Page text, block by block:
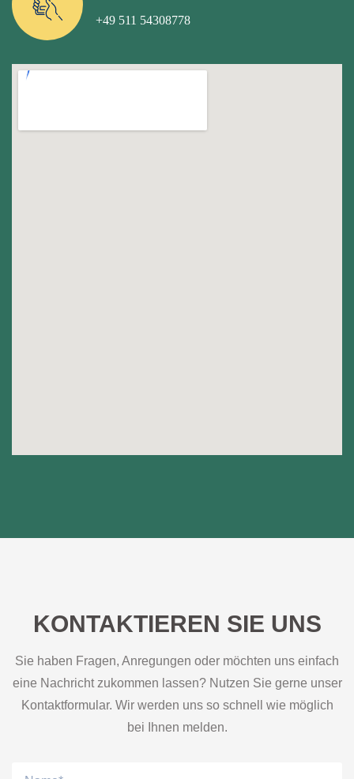
+49 511 54308778
KONTAKTIEREN SIE UNS
Sie haben Fragen, Anregungen oder möchten uns einfach
eine Nachricht zukommen lassen? Nutzen Sie gerne unser
Kontaktformular. Wir werden uns so schnell wie möglich
bei Ihnen melden.